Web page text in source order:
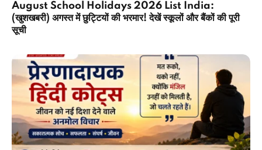
August School Holidays 2026 List India:
(खुशखबरी) अगस्त में छुट्टियों की भरमार! देखें स्कूलों और बैंकों की पूरी
सूची